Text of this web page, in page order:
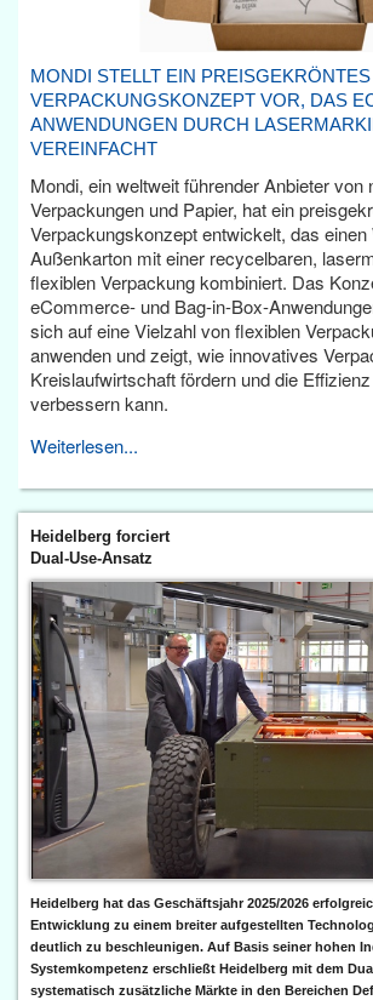
MONDI STELLT EIN PREISGEKRÖNTES
VERPACKUNGSKONZEPT VOR, DAS
ANWENDUNGEN DURCH
VEREINFACHT
Mondi, ein weltweit führender Anbieter von
Verpackungen und Papier, hat ein
Verpackungskonzept entwickelt, das einen
Außenkarton mit einer recycelbaren,
flexiblen Verpackung kombiniert. Das
eCommerce- und Bag-in-Box-
sich auf eine Vielzahl von flexiblen
anwenden und zeigt, wie innovatives
Kreislaufwirtschaft fördern und die
verbessern kann.
Weiterlesen...
Heidelberg forciert
Dual-Use-Ansatz
Heidelberg hat das Geschäftsjahr 2025/2026
Entwicklung zu einem breiter aufgestellten
deutlich zu beschleunigen. Auf Basis seiner hohen
Systemkompetenz erschließt Heidelberg mit dem
systematisch zusätzliche Märkte in den Bereichen